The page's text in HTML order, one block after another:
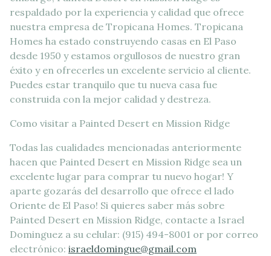
respaldado por la experiencia y calidad que ofrece
nuestra empresa de Tropicana Homes. Tropicana
Homes ha estado construyendo casas en El Paso
desde 1950 y estamos orgullosos de nuestro gran
éxito y en ofrecerles un excelente servicio al cliente.
Puedes estar tranquilo que tu nueva casa fue
construida con la mejor calidad y destreza.
Como visitar a Painted Desert en Mission Ridge
Todas las cualidades mencionadas anteriormente
hacen que Painted Desert en Mission Ridge sea un
excelente lugar para comprar tu nuevo hogar! Y
aparte gozarás del desarrollo que ofrece el lado
Oriente de El Paso! Si quieres saber más sobre
Painted Desert en Mission Ridge, contacte a Israel
Dominguez a su celular: (915) 494-8001 or por correo
electrónico: israeldomingue@gmail.com